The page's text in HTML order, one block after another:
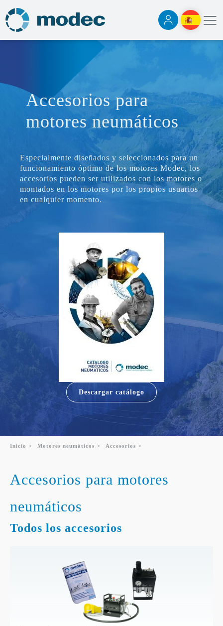
Accesorios para
motores neumáticos
Especialmente diseñados y seleccionados para un
funcionamiento óptimo de los motores Modec, los
accesorios pueden ser utilizados con los motores o
montados en los motores por los propios usuarios
en cualquier momento.
Descargar catálogo
Inicio > Motores neumáticos > Accesorios >
Accesorios para motores
neumáticos
Todos los accesorios